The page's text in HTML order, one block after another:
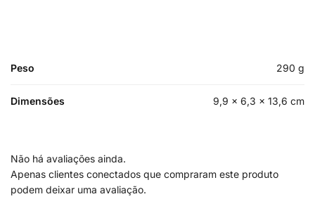
Peso 290 g
Dimensões 9,9 × 6,3 × 13,6 cm
Não há avaliações ainda.
Apenas clientes conectados que compraram este produto
podem deixar uma avaliação.